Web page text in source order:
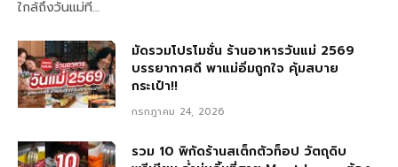
ใกล้ถึงวันแม่ที…
มัดรวมโปรโมชั่น ร้านอาหารวันแม่ 2569
บรรยากาศดี พาแม่อิ่มถูกใจ คุ้มสบาย
กระเป๋า!!
กรกฎาคม 24, 2026
รวม 10 พิกัดร้านสเต็กตัวท็อป วัตถุดิบ